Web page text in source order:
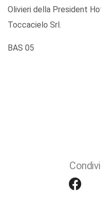
Olivieri della President
Toccacielo Srl.
BAS 05